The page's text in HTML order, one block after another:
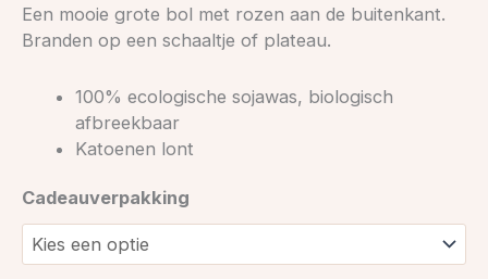
Een mooie grote bol met rozen aan de buitenkant.
Branden op een schaaltje of plateau.
100% ecologische sojawas, biologisch
afbreekbaar
Katoenen lont
Cadeauverpakking